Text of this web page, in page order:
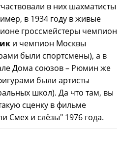
в них шахматисты
в 1934 году в живые
гроссмейстеры чемпион
и чемпион Москвы
были спортсмены), а в
Дома союзов – Рюмин же
были артисты
школ). Да что там, вы
сценку в фильме
Смех и слёзы" 1976 года.